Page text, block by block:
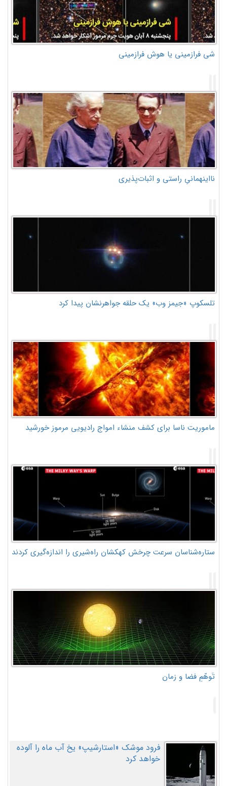
شی فرازمینی یا هوش فرازمینی
نااینهمانیِ راستی و اثبات‌پذیری
تلسکوپ «جیمز وب» یک حلقه جواهرنشان پیدا کرد
ماموریت ناسا برای کشف منشاء امواج رادیویی مرموز خورشید
ستاره‌شناسان سرعت چرخش کهکشان راه‌شیری را اندازه‌گیری کردند
تَوهّمِ فضا و زمان
فرود موشک «استارشیپ» یخ آب ماه را آلوده
خواهد کرد